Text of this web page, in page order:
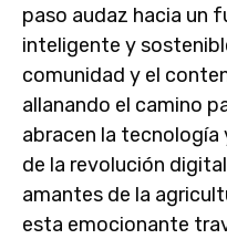
paso audaz hacia un
inteligente y
comunidad y el
allanando el camino
abracen la tecnología
de la revolución
amantes de la
esta emocionante